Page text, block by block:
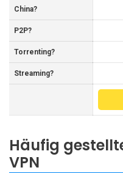
China?
P2P?
Torrenting?
Streaming?
Häufig
VPN